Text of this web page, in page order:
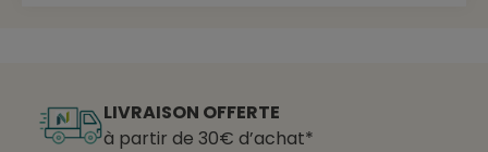
LIVRAISON OFFERTE
à partir de 30€ d’achat*